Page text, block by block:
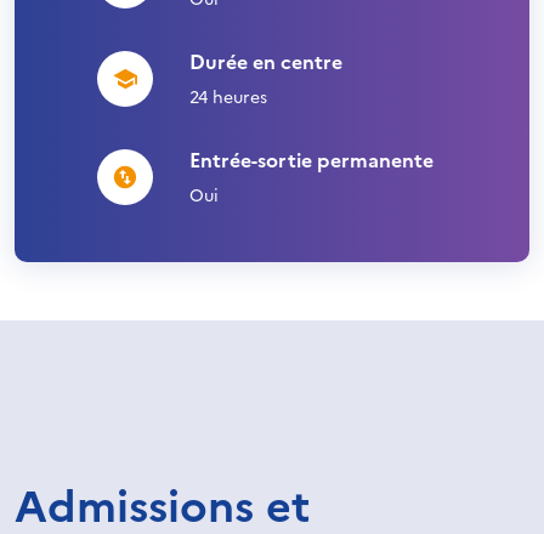
Durée en centre
24 heures
Entrée-sortie permanente
Oui
Admissions et